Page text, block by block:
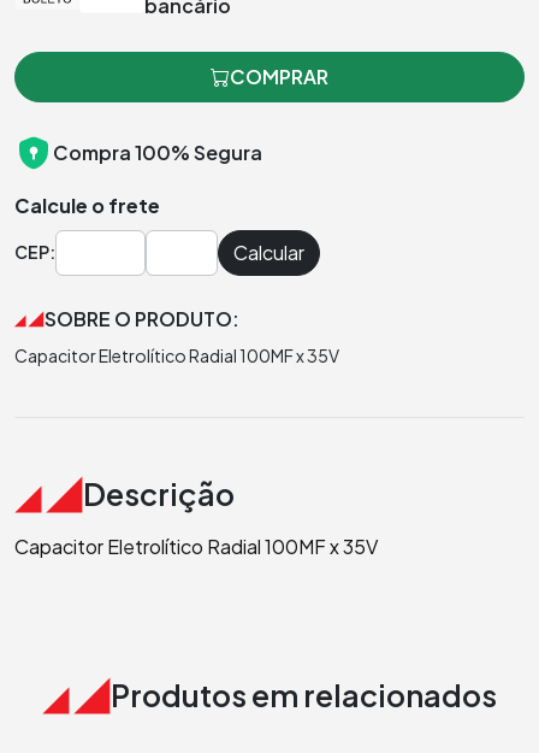
COMPRAR
Compra 100% Segura
Calcule o frete
CEP: Calcular
SOBRE O PRODUTO:
Capacitor Eletrolítico Radial 100MF x 35V
Descrição
Capacitor Eletrolítico Radial 100MF x 35V
Produtos em relacionados